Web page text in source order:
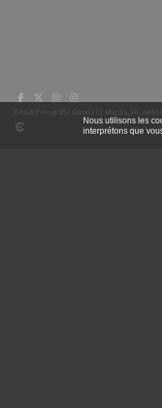
Estudi Fotogràfic Girona C/ Migdia,56 -
Nous utilisons les
interprétons que